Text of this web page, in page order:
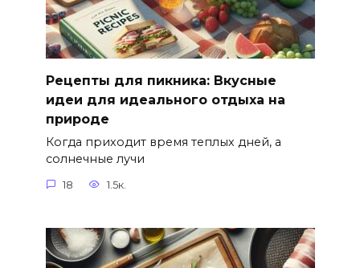
Рецепты для пикника: Вкусные
идеи для идеального отдыха на
природе
Когда приходит время теплых дней, а
солнечные лучи
18 1.5к.